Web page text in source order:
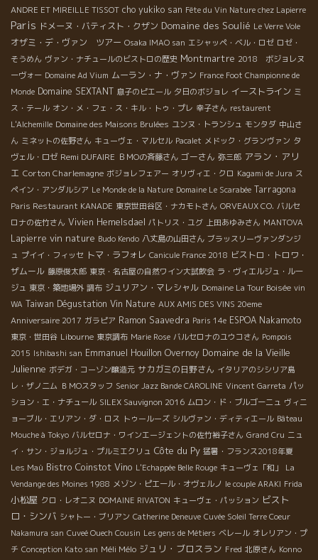
ANDRE ET MIREILLE TISSOT cho yukiko san Fête du Vin Nature chez Lapierre
Paris ドメーヌ・バティスト・クザン Domaine des Soulié Le Verre Vole
オザミ・デ・ヴァン ツアー Osaka IMAO san エシャッペ・ベル・ロゼ ロゼ・
そうめん ヴァン・ナチュールのビストロの歴史 Montmartre 2018 ボジョレヌ
ーヴォー Domaine Ad Vium ムーラン・ナ・ヴァン France Foot Championne de
Monde Domaine SEXTANT 息子のピエール 夕日のボジョレ イーストライン ミ
ス・テール オン・メ・フェ・ス・キル・トゥ・プレ 幸子さん restaurent
L'Alchemille Domaine des Maisons Brulées ユンヌ・トランシュ モンタダ 中山さ
ん ミネットの佐野さん キューヴェ・マルセル Pacalet メドック・グランヴァン タ
ヴェル・ロゼ Remi DUFAIRE ＢＭОの斉藤さん ゴーさん 弥三郎 アラン・アリ
エ Corton Charlemagne ボジョレフェアー オリヴィエ・クロ Kagami de Jura ス
ペイン・アンダルシア Le Monde de la Nature Domaine Le Scarabée Tarragona
Paris Restaurant KANADE 東京世田谷区・ナカモトさん ORVEAUX CO. バルセ
ロナの佐竹さん Vivien Hemelsdael パトリス・ユグ 上田あゆみさん MANTOVA
Lapierre vin nature Budo Kendo 八丈島の山田さん ブラッスリーヴァンダンジ
ュ プイイ・フィッセ トマ・ラフォレ Canicule France 2018 ビストロ・トロワ・
ザムール 藤原俊太郎 東京・名古屋の自然ワイン大試飲会 ラ・ヴィエルジュ・ルー
ジュ 東京・築地場外 調布 ジュリアン・マレシャル Domaine La Tour Boisée vin
WA Taiwan Dégustation Vin Nature AUX AMIS DES VINS 20eme
Anniversaire 2017 ガラピア Ramon Saavedra Paris 14e ESPOA Nakamoto
東京・世田谷 Libourne 東京調布 Marie Rose バルセロナのユウコさん Pompois
2015 Ishibashi san Emmanuel Houillon Overnoy Domaine de la Vieille
Julienne ボデガ・コーゾン醸造元 サカガミの日野さん イタリアのシシリア島
レ・ザノ二ム ＢＭОスタッフ Senior Jazz Bande CAROLINE Vincent Garreta パッ
ション・エ・ナチュール SILEX Sauvignon 2016 ムロン・ド・ブルゴーニュ ヴィニ
ョーブル・エリアン・ダ・ロス トゥールーズ シルヴァン・ディティエール Bâteau
Mouche à Tokyo バルセロナ・ワインエージェントの佐竹裕子さん Grand Cru ニュ
イ・サン・ジョルジュ・プルミエクリュ Côte du Py 猛暑・フランス2018年夏
Les Maù Bistro Coinstot Vino L'Echappée Belle Rouge キューヴェ「和」
La
Vendange des Moines 1988 メゾン・ピエール・オヴェルノ le couple ARAKI Frida
小松屋 クロ・レオニヌ DOMAINE RIVATON キューヴェ・パッション ビスト
ロ・シンバ シャトー・ブリアン Catherine Deneuve Cuvée Soleil Terre Coeur
Nakamura san Cuveé Ouech Cousin Les gens de Métiers ベレール オレリアン・プ
チ Conception Kato san Méli Mélo ジュリ・ブロスラン Fred 北原さん Konno